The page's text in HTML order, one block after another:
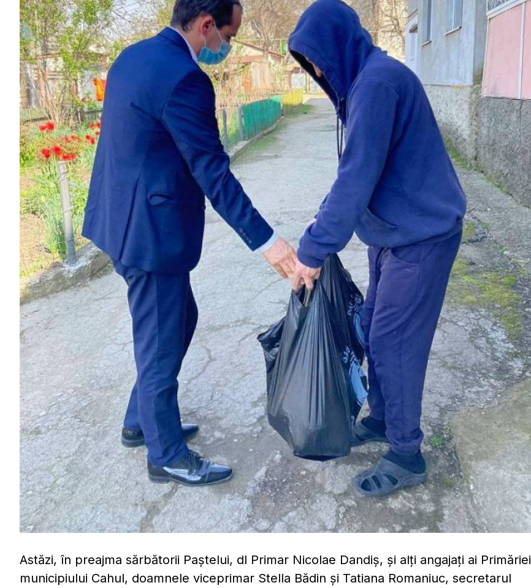
Astăzi, în preajma sărbătorii Paștelui, dl Primar Nicolae Dandiș, și alți angajați ai Primăriei
municipiului Cahul, doamnele viceprimar Stella Bădin și Tatiana Romaniuc, secretarul